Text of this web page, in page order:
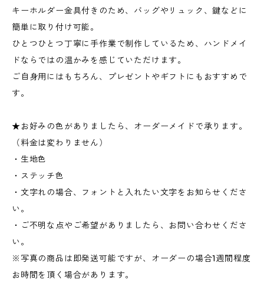
キーホルダー金具付きのため、バッグやリュック、鍵などに
簡単に取り付け可能。
ひとつひとつ丁寧に手作業で制作しているため、ハンドメイ
ドならではの温かみを感じていただけます。
ご自身用にはもちろん、プレゼントやギフトにもおすすめで
す。
★お好みの色がありましたら、オーダーメイドで承ります。
（料金は変わりません）
・生地色
・ステッチ色
・文字れの場合、フォントと入れたい文字をお知らせくださ
い。
・ご不明な点やご希望がありましたら、お問い合わせくださ
い。
※写真の商品は即発送可能ですが、オーダーの場合1週間程度
お時間を頂く場合があります。